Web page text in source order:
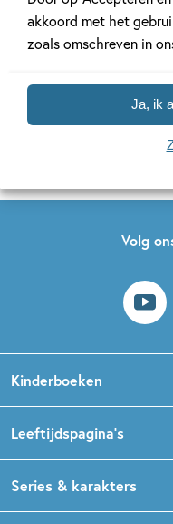
akkoord met het
zoals omschreven in
Ja, ik
E-
Op onze nieuwsbrieven is
Volg
Kinderboeken
Prentenboeken
Leeftijdspagina’s
Boekentips 1,5 - 3 jaar
Series & karakters